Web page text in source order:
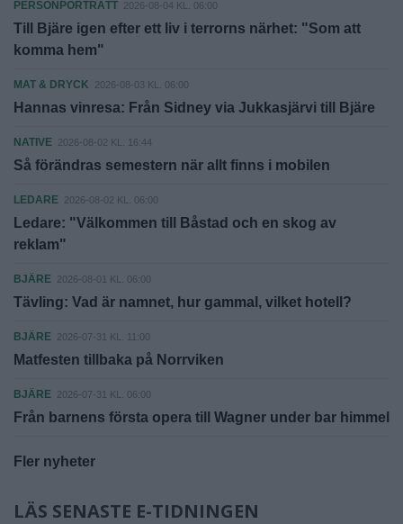
PERSONPORTRÄTT 2026-08-04 KL. 06:00
Till Bjäre igen efter ett liv i terrorns närhet: "Som att
komma hem"
MAT & DRYCK 2026-08-03 KL. 06:00
Hannas vinresa: Från Sidney via Jukkasjärvi till Bjäre
NATIVE 2026-08-02 KL. 16:44
Så förändras semestern när allt finns i mobilen
LEDARE 2026-08-02 KL. 06:00
Ledare: "Välkommen till Båstad och en skog av
reklam"
BJÄRE 2026-08-01 KL. 06:00
Tävling: Vad är namnet, hur gammal, vilket hotell?
BJÄRE 2026-07-31 KL. 11:00
Matfesten tillbaka på Norrviken
BJÄRE 2026-07-31 KL. 06:00
Från barnens första opera till Wagner under bar himmel
Fler nyheter
LÄS SENASTE E-TIDNINGEN